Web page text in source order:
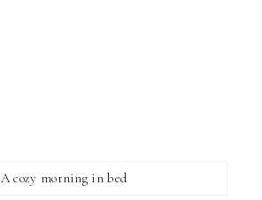
A cozy morning in bed